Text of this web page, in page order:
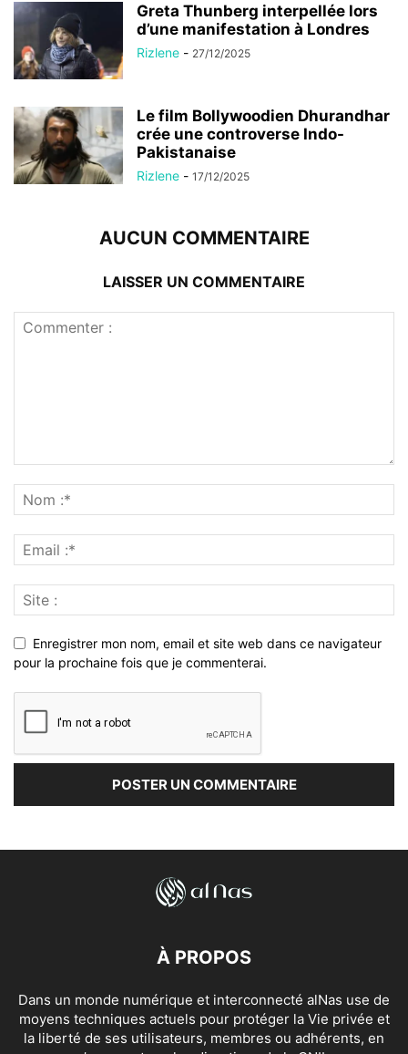
Greta Thunberg interpellée lors
d’une manifestation à Londres
Rizlene - 27/12/2025
Le film Bollywoodien Dhurandhar
crée une controverse Indo-
Pakistanaise
Rizlene - 17/12/2025
AUCUN COMMENTAIRE
LAISSER UN COMMENTAIRE
Enregistrer mon nom, email et site web dans ce navigateur
pour la prochaine fois que je commenterai.
À PROPOS
Dans un monde numérique et interconnecté alNas use de
moyens techniques actuels pour protéger la Vie privée et
la liberté de ses utilisateurs, membres ou adhérents, en